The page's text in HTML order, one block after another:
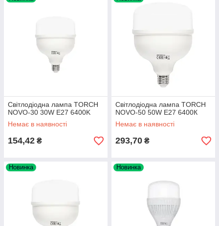
Світлодіодна лампа TORCH
NOVO-30 30W E27 6400K
Немає в наявності
154,42 ₴
Світлодіодна лампа TORCH
NOVO-50 50W E27 6400К
Немає в наявності
293,70 ₴
Новинка Новинка